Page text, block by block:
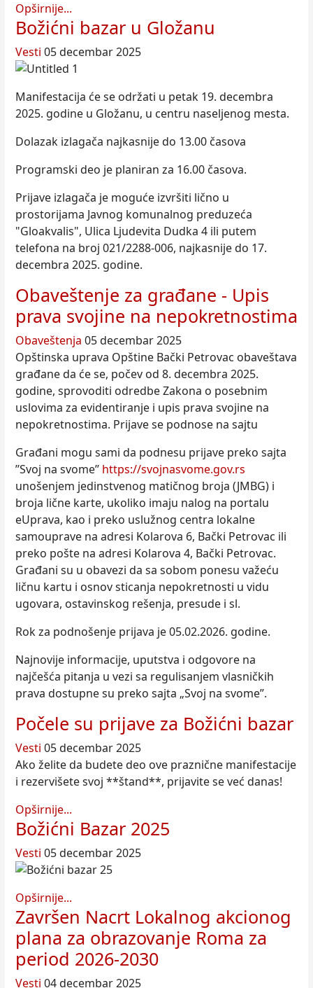
Opširnije...
Božićni bazar u Gložanu
Vesti 05 decembar 2025
Manifestacija će se održati u petak 19. decembra
2025. godine u Gložanu, u centru naseljenog mesta.
Dolazak izlagača najkasnije do 13.00 časova
Programski deo je planiran za 16.00 časova.
Prijave izlagača je moguće izvršiti lično u
prostorijama Javnog komunalnog preduzeća
"Gloakvalis", Ulica Ljudevita Dudka 4 ili putem
telefona na broj 021/2288-006, najkasnije do 17.
decembra 2025. godine.
Obaveštenje za građane - Upis
prava svojine na nepokretnostima
Obaveštenja 05 decembar 2025
Opštinska uprava Opštine Bački Petrovac obaveštava
građane da će se, počev od 8. decembra 2025.
godine, sprovoditi odredbe Zakona o posebnim
uslovima za evidentiranje i upis prava svojine na
nepokretnostima. Prijave se podnose na sajtu
Građani mogu sami da podnesu prijave preko sajta
’’Svoj na svome’’ https://svojnasvome.gov.rs
unošenjem jedinstvenog matičnog broja (JMBG) i
broja lične karte, ukoliko imaju nalog na portalu
eUprava, kao i preko uslužnog centra lokalne
samouprave na adresi Kolarova 6, Bački Petrovac ili
preko pošte na adresi Kolarova 4, Bački Petrovac.
Građani su u obavezi da sa sobom ponesu važeću
ličnu kartu i osnov sticanja nepokretnosti u vidu
ugovara, ostavinskog rešenja, presude i sl.
Rok za podnošenje prijava je 05.02.2026. godine.
Najnovije informacije, uputstva i odgovore na
najčešća pitanja u vezi sa regulisanjem vlasničkih
prava dostupne su preko sajta „Svoj na svome”.
Počele su prijave za Božićni bazar
Vesti 05 decembar 2025
Ako želite da budete deo ove praznične manifestacije
i rezervišete svoj **štand**, prijavite se već danas!
Opširnije...
Božićni Bazar 2025
Vesti 05 decembar 2025
Opširnije...
Završen Nacrt Lokalnog akcionog
plana za obrazovanje Roma za
period 2026-2030
Vesti 04 decembar 2025